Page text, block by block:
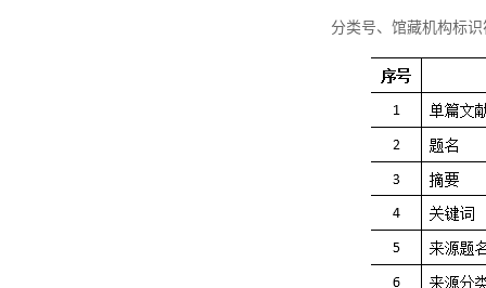
分类号、馆藏机构标